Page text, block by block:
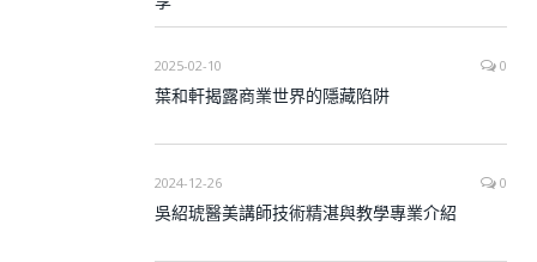
2025-02-10 0
葉和軒揭露商業世界的隱藏陷阱
2024-12-26 0
吳紹琥醫美講師技術精湛與教學專業介紹